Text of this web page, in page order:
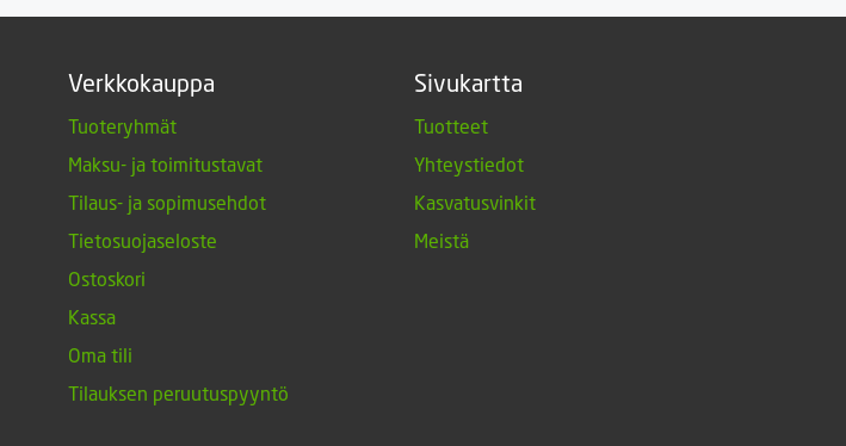
Verkkokauppa
Tuoteryhmät
Maksu- ja toimitustavat
Tilaus- ja sopimusehdot
Tietosuojaseloste
Ostoskori
Kassa
Oma tili
Tilauksen peruutuspyyntö
Sivukartta
Tuotteet
Yhteystiedot
Kasvatusvinkit
Meistä